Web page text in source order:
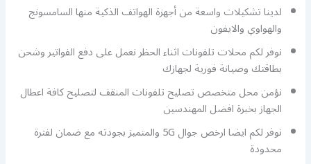
لدينا تشكيلات واسعة من أجهزة الهواتف الذكية منها السامسونج
والهواوي والايفون
نوفر لكم محلات تلفونات اثناء الحظر نعمل على دفع الفواتير وشحن
بطاقتك وصيانة فورية لجهازك
نؤمن محل متخصص تصليح تلفونات المنقف لتصليح كافة اعطال
الجهاز بخبرة افضل المهندسين
نوفر لكم ايضا ارخص جوال 5G والمتميز بجودته مع ضمان لفترة
محدودة